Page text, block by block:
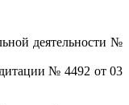
деятельности №
№ 4492 от 03